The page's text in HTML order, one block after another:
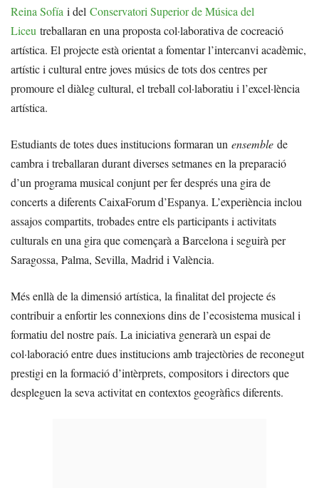
Reina Sofía i del Conservatori Superior de Música del
Liceu treballaran en una proposta col·laborativa de cocreació
artística. El projecte està orientat a fomentar l’intercanvi acadèmic,
artístic i cultural entre joves músics de tots dos centres per
promoure el diàleg cultural, el treball col·laboratiu i l’excel·lència
artística.
Estudiants de totes dues institucions formaran un ensemble de
cambra i treballaran durant diverses setmanes en la preparació
d’un programa musical conjunt per fer després una gira de
concerts a diferents CaixaForum d’Espanya. L’experiència inclou
assajos compartits, trobades entre els participants i activitats
culturals en una gira que començarà a Barcelona i seguirà per
Saragossa, Palma, Sevilla, Madrid i València.
Més enllà de la dimensió artística, la finalitat del projecte és
contribuir a enfortir les connexions dins de l’ecosistema musical i
formatiu del nostre país. La iniciativa generarà un espai de
col·laboració entre dues institucions amb trajectòries de reconegut
prestigi en la formació d’intèrprets, compositors i directors que
despleguen la seva activitat en contextos geogràfics diferents.